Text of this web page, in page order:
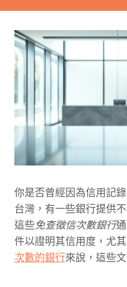
你是否曾經因為信用記
台灣，有一些銀行提供
這些免查徵信次數銀行
件以證明其信用度，尤
次數的銀行來說，這些